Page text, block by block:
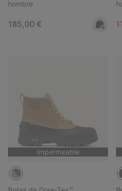
hombre
Regular price:
185,00 €
Impermeable